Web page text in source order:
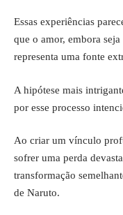
Essas experiências
que o amor, embora
representa uma fonte
A hipótese mais
por esse processo
Ao criar um vínculo
sofrer uma perda
transformação
de Naruto.